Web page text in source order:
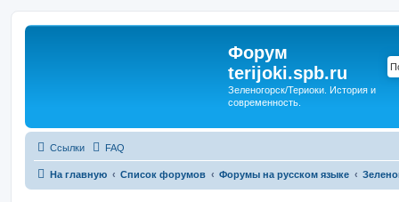
Форум
terijoki.spb.ru
Зеленогорск/Териоки. История и
современность.
Ссылки FAQ
На главную Список форумов Форумы на русском языке